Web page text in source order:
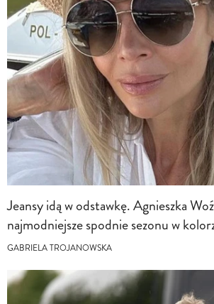
Jeansy idą w odstawkę. Agnieszka
najmodniejsze spodnie sezonu w
GABRIELA TROJANOWSKA